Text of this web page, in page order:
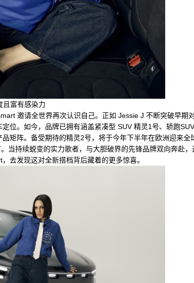
且富有感染力
邀请全世界再次认识自己。正如 Jessie J 不断突破早期
位。如今，品牌已拥有涵盖紧凑型 SUV 精灵1号、轿跑
矩阵。备受期待的精灵2号，将于今年下半年在欧洲迎来全
当持续蜕变的实力歌者，与大胆破界的先锋品牌双向奔赴，
去发现这对全新搭档背后藏着的更多惊喜。